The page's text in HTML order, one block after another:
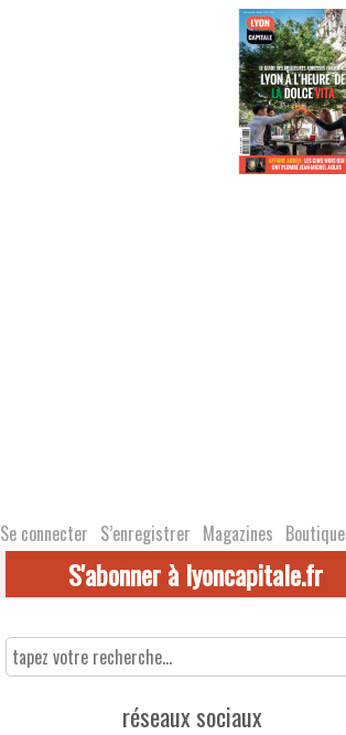
Se connecter S’enregistrer Magazines Boutique
S'abonner à lyoncapitale.fr
réseaux sociaux